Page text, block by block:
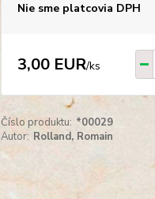
Nie sme platcovia DPH
3,00 EUR/ks
Číslo produktu: *00029
Autor: Rolland, Romain